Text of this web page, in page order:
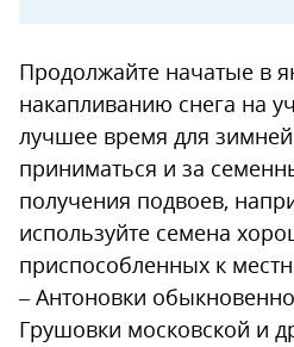
Продолжайте начатые в
накапливанию снега на
лучшее время для
приниматься и за
получения подвоев,
используйте семена
приспособленных к
– Антоновки
Грушовки московской и